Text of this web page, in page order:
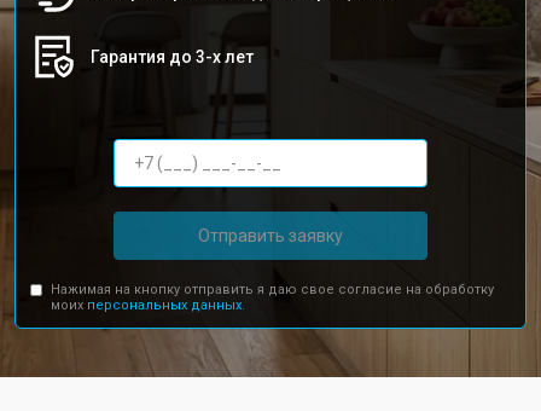
Гарантия до 3-х лет
Отправить заявку
Нажимая на кнопку отправить я даю свое согласие на обработку
моих персональных данных.